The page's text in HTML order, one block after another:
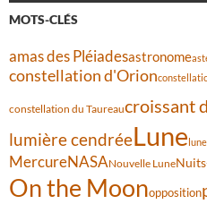
MOTS-CLÉS
amas des Pléiadesastronome
constellation d'Orion
constellation du Taureaucroissant
lumière cendréeLune
MercureNASANouvelle Lune
On the Moonopposition